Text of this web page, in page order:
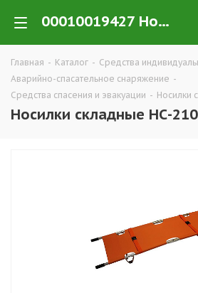
00010019427 Носилки складные НС-210 купить в Екатеринбурге по низким ценам оптом — интернет-магазин CИЗ в розницу компании РПС Урал
Главная - Каталог - Средства
Аварийно-спасательное снаряжение -
Средства спасения и эвакуации - Носилки
Носилки складные НС-210